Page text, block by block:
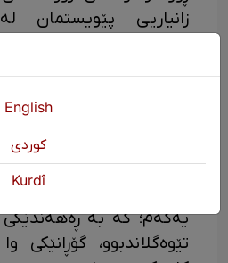
زانیاریی
نێو خۆیاندا و لە نێو
بانگیان کراوە یان نا؟
ئەرێ بە گۆڕانکارییە
یەکەم؛ کە بە ڕەهەندێکی
تێوەگلاندبوو،
English
كوردی
Kurdî